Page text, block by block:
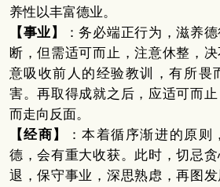
养性以丰富德业。
【事业】
：务必端正行为，滋养
断，但需适可而止，注意休整，
意吸收前人的经验教训，有所畏
害。再取得成就之后，应适可而
而走向反面。
【经商】
：本着循序渐进的原则
德，会有重大收获。此时，切忌
退，保守事业，深思熟虑，再图发